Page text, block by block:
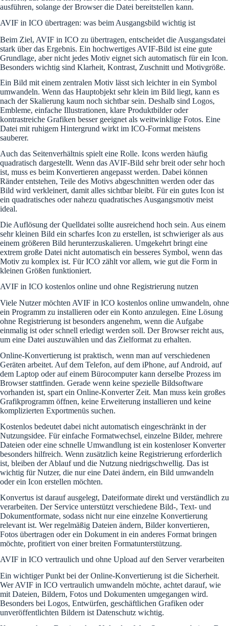
ausführen, solange der Browser die Datei bereitstellen kann.
AVIF in ICO übertragen: was beim Ausgangsbild wichtig ist
Beim Ziel, AVIF in ICO zu übertragen, entscheidet die Ausgangsdatei
stark über das Ergebnis. Ein hochwertiges AVIF-Bild ist eine gute
Grundlage, aber nicht jedes Motiv eignet sich automatisch für ein Icon.
Besonders wichtig sind Klarheit, Kontrast, Zuschnitt und Motivgröße.
Ein Bild mit einem zentralen Motiv lässt sich leichter in ein Symbol
umwandeln. Wenn das Hauptobjekt sehr klein im Bild liegt, kann es
nach der Skalierung kaum noch sichtbar sein. Deshalb sind Logos,
Embleme, einfache Illustrationen, klare Produktbilder oder
kontrastreiche Grafiken besser geeignet als weitwinklige Fotos. Eine
Datei mit ruhigem Hintergrund wirkt im ICO-Format meistens
sauberer.
Auch das Seitenverhältnis spielt eine Rolle. Icons werden häufig
quadratisch dargestellt. Wenn das AVIF-Bild sehr breit oder sehr hoch
ist, muss es beim Konvertieren angepasst werden. Dabei können
Ränder entstehen, Teile des Motivs abgeschnitten werden oder das
Bild wird verkleinert, damit alles sichtbar bleibt. Für ein gutes Icon ist
ein quadratisches oder nahezu quadratisches Ausgangsmotiv meist
ideal.
Die Auflösung der Quelldatei sollte ausreichend hoch sein. Aus einem
sehr kleinen Bild ein scharfes Icon zu erstellen, ist schwieriger als aus
einem größeren Bild herunterzuskalieren. Umgekehrt bringt eine
extrem große Datei nicht automatisch ein besseres Symbol, wenn das
Motiv zu komplex ist. Für ICO zählt vor allem, wie gut die Form in
kleinen Größen funktioniert.
AVIF in ICO kostenlos online und ohne Registrierung nutzen
Viele Nutzer möchten AVIF in ICO kostenlos online umwandeln, ohne
ein Programm zu installieren oder ein Konto anzulegen. Eine Lösung
ohne Registrierung ist besonders angenehm, wenn die Aufgabe
einmalig ist oder schnell erledigt werden soll. Der Browser reicht aus,
um eine Datei auszuwählen und das Zielformat zu erhalten.
Online-Konvertierung ist praktisch, wenn man auf verschiedenen
Geräten arbeitet. Auf dem Telefon, auf dem iPhone, auf Android, auf
dem Laptop oder auf einem Bürocomputer kann derselbe Prozess im
Browser stattfinden. Gerade wenn keine spezielle Bildsoftware
vorhanden ist, spart ein Online-Konverter Zeit. Man muss kein großes
Grafikprogramm öffnen, keine Erweiterung installieren und keine
komplizierten Exportmenüs suchen.
Kostenlos bedeutet dabei nicht automatisch eingeschränkt in der
Nutzungsidee. Für einfache Formatwechsel, einzelne Bilder, mehrere
Dateien oder eine schnelle Umwandlung ist ein kostenloser Konverter
besonders hilfreich. Wenn zusätzlich keine Registrierung erforderlich
ist, bleiben der Ablauf und die Nutzung niedrigschwellig. Das ist
wichtig für Nutzer, die nur eine Datei ändern, ein Bild umwandeln
oder ein Icon erstellen möchten.
Konvertus ist darauf ausgelegt, Dateiformate direkt und verständlich zu
verarbeiten. Der Service unterstützt verschiedene Bild-, Text- und
Dokumentformate, sodass nicht nur eine einzelne Konvertierung
relevant ist. Wer regelmäßig Dateien ändern, Bilder konvertieren,
Fotos übertragen oder ein Dokument in ein anderes Format bringen
möchte, profitiert von einer breiten Formatunterstützung.
AVIF in ICO vertraulich und ohne Upload auf den Server verarbeiten
Ein wichtiger Punkt bei der Online-Konvertierung ist die Sicherheit.
Wer AVIF in ICO vertraulich umwandeln möchte, achtet darauf, wie
mit Dateien, Bildern, Fotos und Dokumenten umgegangen wird.
Besonders bei Logos, Entwürfen, geschäftlichen Grafiken oder
unveröffentlichten Bildern ist Datenschutz wichtig.